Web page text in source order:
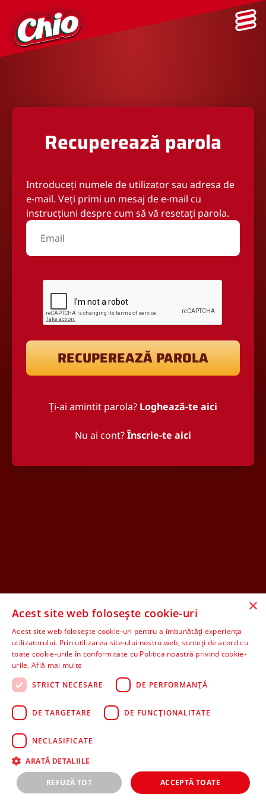
Recuperează parola
Introduceți numele de utilizator sau adresa de
e-mail. Veți primi un mesaj de e-mail cu
instrucțiuni despre cum să vă resetați parola.
RECUPEREAZĂ PAROLA
Ți-ai amintit parola? Loghează-te aici
Nu ai cont?Înscrie-te aici
×
Acest site web folosește cookie-uri
Acest site web folosește cookie-uri pentru a îmbunătăți experiența
utilizatorului. Prin utilizarea site-ului nostru web, sunteți de acord cu
toate cookie-urile în conformitate cu Politica noastră privind cookie-
urile.Află mai multe
STRICT NECESARE
DE PERFORMANȚĂ
DE TARGETARE DE FUNCŢIONALITATE
NECLASIFICATE
ARATĂ DETALIILE
ACCEPTĂ TOATE
REFUZĂ TOT